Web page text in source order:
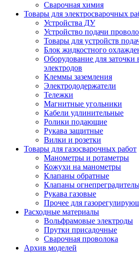
Сварочная химия
Товары для электросварочных
Устройства ДУ
Устройство подачи
Товары для устройств
Блок жидкостного
Оборудование для
электродов
Клеммы заземления
Электрододержатели
Тележки
Магнитные угольники
Кабели удлинительные
Ролики подающие
Рукава защитные
Вилки и розетки
Товары для газосварочных работ
Манометры и ротаметры
Кожухи на манометры
Клапаны обратные
Клапаны
Рукава газовые
Прочее для
Расходные материалы
Вольфрамовые электроды
Прутки присадочные
Сварочная проволока
Архив моделей